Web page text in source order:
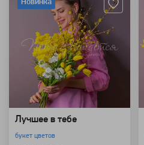
Новинка
Лучшее в тебе
букет цветов